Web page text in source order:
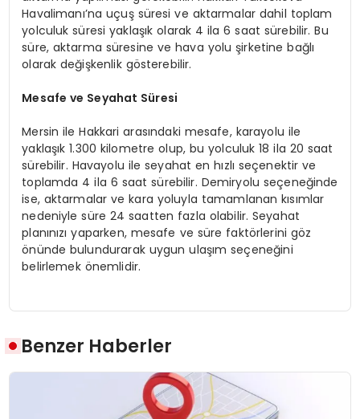
Havalimanı’na uçuş süresi ve aktarmalar dahil toplam
yolculuk süresi yaklaşık olarak 4 ila 6 saat sürebilir. Bu
süre, aktarma süresine ve hava yolu şirketine bağlı
olarak değişkenlik gösterebilir.
Mesafe ve Seyahat Süresi
Mersin ile Hakkari arasındaki mesafe, karayolu ile
yaklaşık 1.300 kilometre olup, bu yolculuk 18 ila 20 saat
sürebilir. Havayolu ile seyahat en hızlı seçenektir ve
toplamda 4 ila 6 saat sürebilir. Demiryolu seçeneğinde
ise, aktarmalar ve kara yoluyla tamamlanan kısımlar
nedeniyle süre 24 saatten fazla olabilir. Seyahat
planınızı yaparken, mesafe ve süre faktörlerini göz
önünde bulundurarak uygun ulaşım seçeneğini
belirlemek önemlidir.
Benzer Haberler